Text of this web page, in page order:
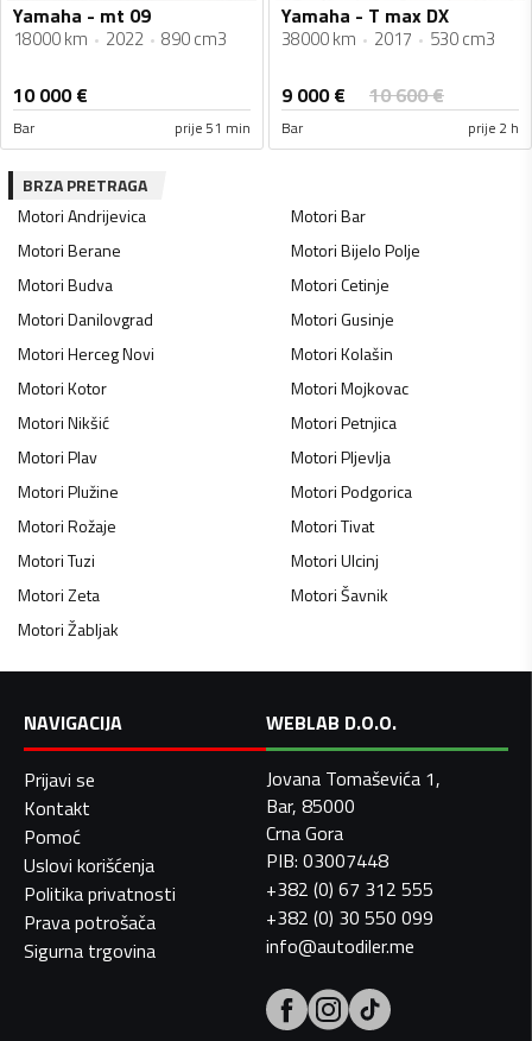
Yamaha - mt 09
18000 km 2022 890 cm3
10 000€
Bar prije 51 min
Yamaha - T max DX
38000 km 2017 530 cm3
9 000€ 10 600€
Bar prije 2 h
BRZA PRETRAGA
MotoriAndrijevica MotoriBar
MotoriBerane MotoriBijelo Polje
MotoriBudva MotoriCetinje
MotoriDanilovgrad MotoriGusinje
MotoriHerceg Novi MotoriKolašin
MotoriKotor MotoriMojkovac
MotoriNikšić MotoriPetnjica
MotoriPlav MotoriPljevlja
MotoriPlužine MotoriPodgorica
MotoriRožaje MotoriTivat
MotoriTuzi MotoriUlcinj
MotoriZeta MotoriŠavnik
MotoriŽabljak
NAVIGACIJA
Prijavi se
Kontakt
Pomoć
Uslovi korišćenja
Politika privatnosti
Prava potrošača
Sigurna trgovina
WEBLAB D.O.O.
Jovana Tomaševića 1,
Bar, 85000
Crna Gora
PIB: 03007448
+382 (0) 67 312 555
+382 (0) 30 550 099
info@autodiler.me